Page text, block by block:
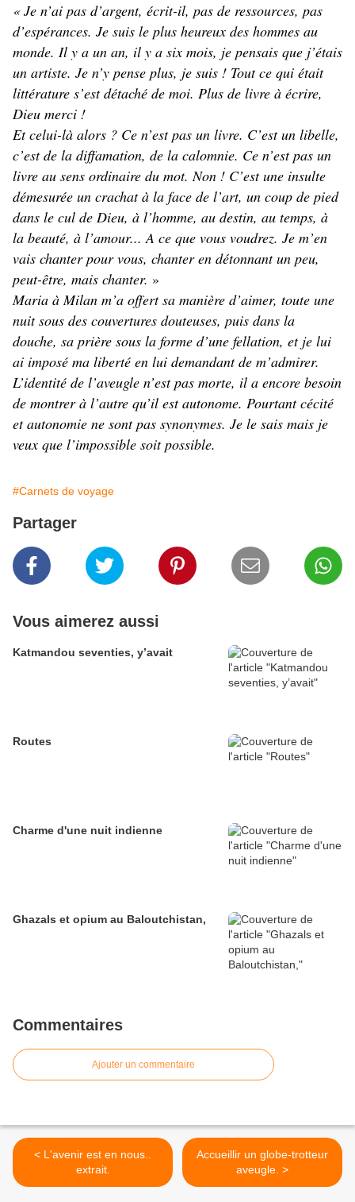
« Je n’ai pas d’argent, écrit-il, pas de ressources, pas
d’espérances. Je suis le plus heureux des hommes au
monde. Il y a un an, il y a six mois, je pensais que j’étais
un artiste. Je n’y pense plus, je suis ! Tout ce qui était
littérature s’est détaché de moi. Plus de livre à écrire,
Dieu merci !
Et celui-là alors ? Ce n’est pas un livre. C’est un libelle,
c’est de la diffamation, de la calomnie. Ce n’est pas un
livre au sens ordinaire du mot. Non ! C’est une insulte
démesurée un crachat à la face de l’art, un coup de pied
dans le cul de Dieu, à l’homme, au destin, au temps, à
la beauté, à l’amour... A ce que vous voudrez. Je m’en
vais chanter pour vous, chanter en détonnant un peu,
peut-être, mais chanter. »
Maria à Milan m’a offert sa manière d’aimer, toute une
nuit sous des couvertures douteuses, puis dans la
douche, sa prière sous la forme d’une fellation, et je lui
ai imposé ma liberté en lui demandant de m’admirer.
L’identité de l’aveugle n’est pas morte, il a encore besoin
de montrer à l’autre qu’il est autonome. Pourtant cécité
et autonomie ne sont pas synonymes. Je le sais mais je
veux que l’impossible soit possible.
#Carnets de voyage
Partager
Vous aimerez aussi
Katmandou seventies, y’avait
Routes
Charme d'une nuit indienne
Ghazals et opium au Baloutchistan,
Commentaires
Ajouter un commentaire
< L'avenir est en nous..
extrait.
Accueillir un globe-trotteur
aveugle. >